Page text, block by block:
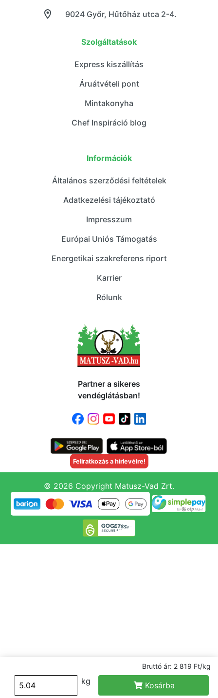
Bruttó ár: 2 819 Ft/kg
kg Kosárba
9024 Győr, Hűtőház utca 2-4.
Szolgáltatások
Express kiszállítás
Áruátvételi pont
Mintakonyha
Chef Inspiráció blog
Információk
Általános szerződési feltételek
Adatkezelési tájékoztató
Impresszum
Európai Uniós Támogatás
Energetikai szakreferens riport
Karrier
Rólunk
Partner a sikeres
vendéglátásban!
Feliratkozás a hírlevélre!
© 2026 Copyright Matusz-Vad Zrt.